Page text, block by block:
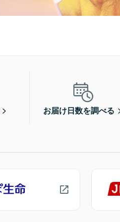
お届け日数を調べる